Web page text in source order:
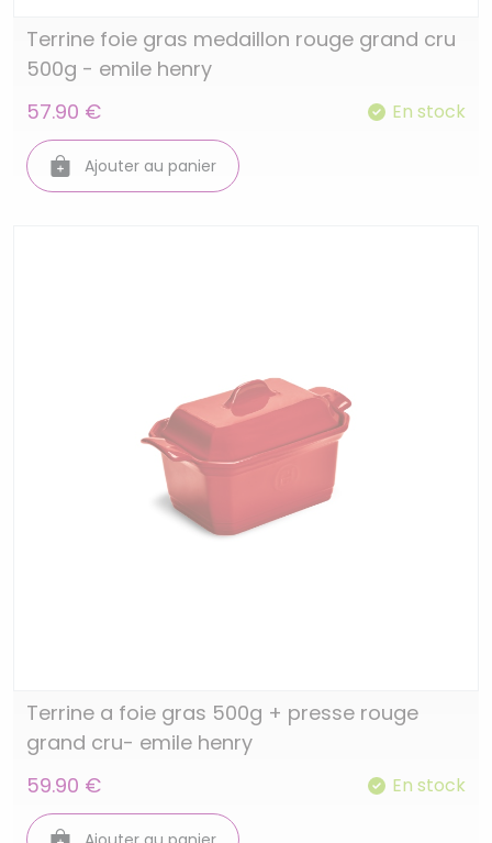
Terrine foie gras medaillon rouge grand cru
500g - emile henry
57.90 €
En stock
Ajouter au panier
Terrine a foie gras 500g + presse rouge
grand cru- emile henry
59.90 €
En stock